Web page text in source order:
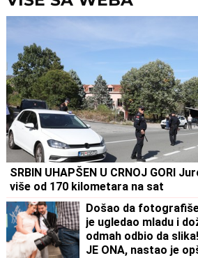
SRBIN UHAPŠEN U CRNOJ GORI
više od 170 kilometara na sat
Došao da
je ugledao mladu i
odmah odbio da
JE ONA, nastao je